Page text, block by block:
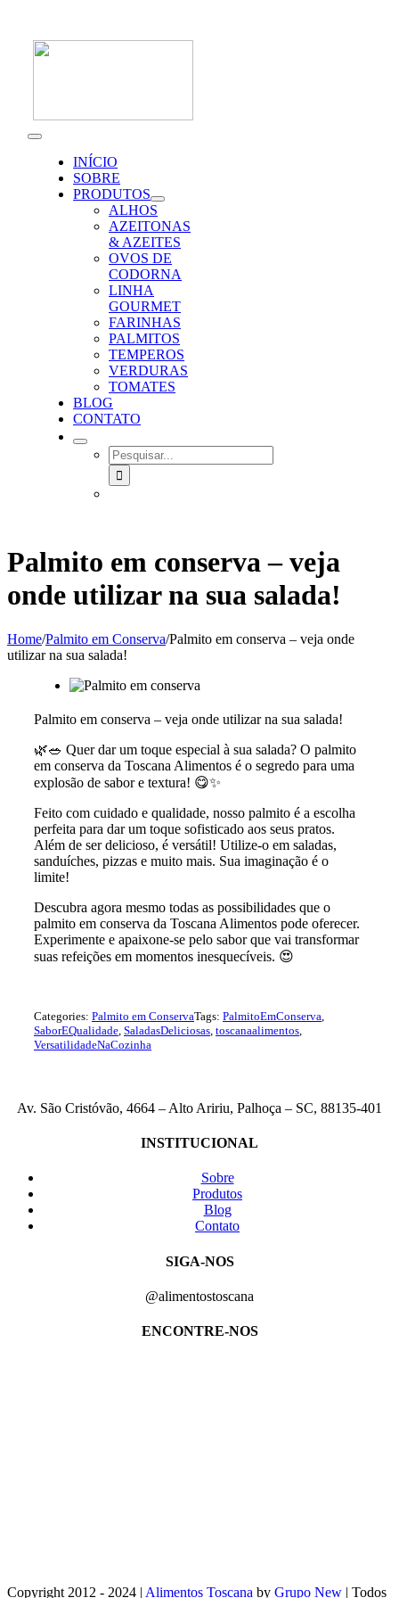
content
Toggle
NavigationINÍCIO
SOBRE
PRODUTOS
ALHOS
AZEITONAS
& AZEITES
OVOS DE
CODORNA
LINHA
GOURMET
FARINHAS
PALMITOS
TEMPEROS
VERDURAS
TOMATES
BLOG
CONTATO
SEARCH
FOR:
Palmito em conserva – veja
onde utilizar na sua salada!
Home/Palmito em Conserva/Palmito em conserva – veja onde
utilizar na sua salada!
Palmito em conserva – veja onde utilizar na sua salada!
🌿🥗 Quer dar um toque especial à sua salada? O palmito
em conserva da Toscana Alimentos é o segredo para uma
explosão de sabor e textura! 😋✨
Feito com cuidado e qualidade, nosso palmito é a escolha
perfeita para dar um toque sofisticado aos seus pratos.
Além de ser delicioso, é versátil! Utilize-o em saladas,
sanduíches, pizzas e muito mais. Sua imaginação é o
limite!
Descubra agora mesmo todas as possibilidades que o
palmito em conserva da Toscana Alimentos pode oferecer.
Experimente e apaixone-se pelo sabor que vai transformar
suas refeições em momentos inesquecíveis. 😍
Categories: Palmito em ConservaTags: PalmitoEmConserva
SaborEQualidade, SaladasDeliciosas, toscanaalimentos,
VersatilidadeNaCozinha
Av. São Cristóvão, 4664 – Alto Aririu, Palhoça – SC, 88135-401
INSTITUCIONAL
Sobre
Produtos
Blog
Contato
SIGA-NOS
@alimentostoscana
ENCONTRE-NOS
Copyright 2012 - 2024 | Alimentos Toscana by Grupo New | Todos